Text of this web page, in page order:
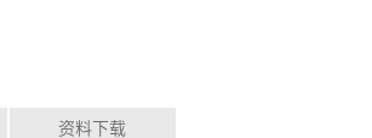
资料下载